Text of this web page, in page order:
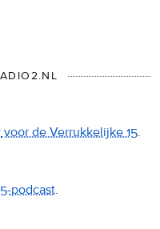
voor de Verrukkelijke 15.
podcast.